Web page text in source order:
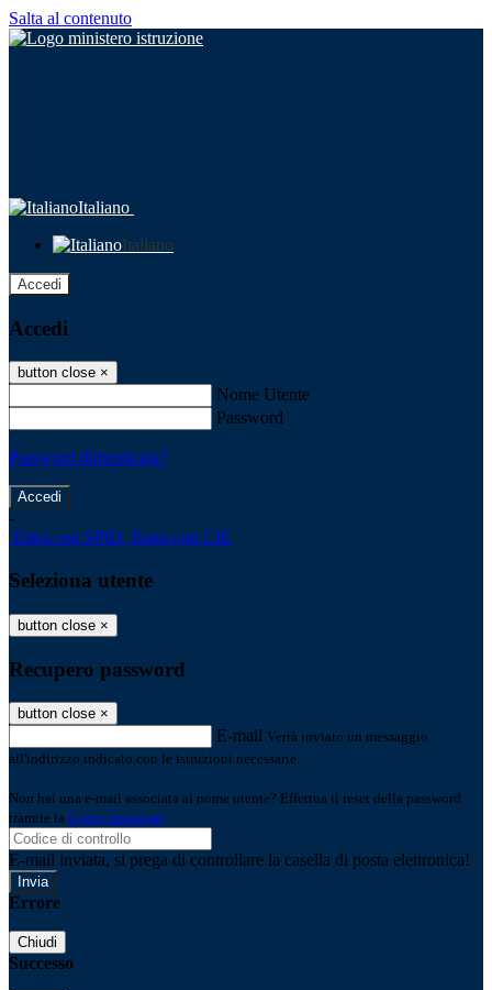
Salta al contenuto
Italiano
Italiano
Accedi
Accedi
button close ×
Nome Utente
Password
Password dimenticata?
-
Entra con SPID Entra con CIE
Seleziona utente
button close ×
Recupero password
button close ×
E-mail Verrà inviato un messaggio
all'indirizzo indicato con le istruzioni necessarie.
Non hai una e-mail associata al nome utente? Effettua il reset della password
tramite la Login Spaggiari
E-mail inviata, si prega di controllare la casella di posta elettronica!
Errore
Chiudi
Successo